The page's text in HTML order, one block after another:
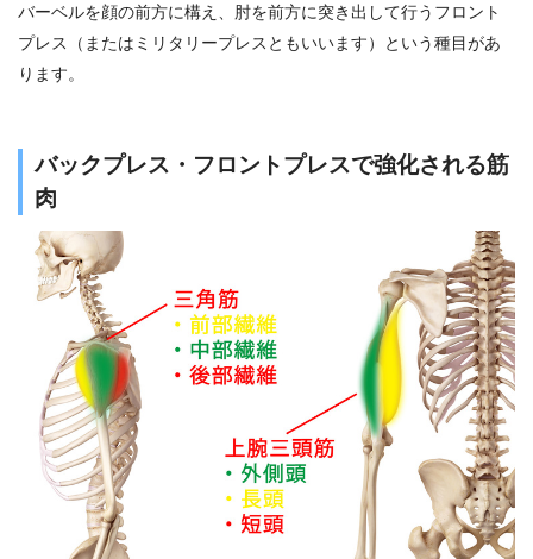
バーベルを顔の前方に構え、肘を前方に突き出して行うフロント
プレス（またはミリタリープレスともいいます）という種目があ
ります。
バックプレス・フロントプレスで強化される筋
肉